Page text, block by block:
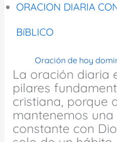
ORACION DIARIA
BíBLICO
Oración de hoy
La oración diaria
pilares
cristiana, porque
mantenemos
constante con